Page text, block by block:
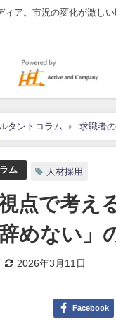
ィア。市況の変化が激し
タントコラム 求職者
ム 人材採用
点で考え
めない」
2026年3月11日
Facebook